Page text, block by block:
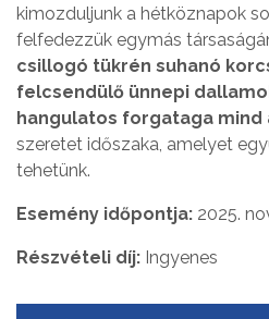
kimozduljunk a hétköznapok
felfedezzük egymás
csillogó tükrén suhanó
felcsendülő ünnepi
hangulatos forgataga mind
szeretet időszaka, amelyet
tehetünk.
Esemény időpontja: 2025.
Részvételi díj: Ingyenes